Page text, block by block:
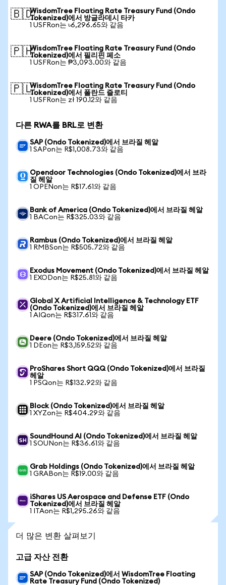
🇧🇩WisdomTree Floating Rate Treasury Fund (Ondo
Tokenized)에서 방글라데시 타카
1 USFRon는 ৳6,296.65와 같음
🇵🇭WisdomTree Floating Rate Treasury Fund (Ondo
Tokenized)에서 필리핀 페소
1 USFRon는 ₱3,093.00와 같음
🇵🇱WisdomTree Floating Rate Treasury Fund (Ondo
Tokenized)에서 폴란드 즐로티
1 USFRon는 zł 190.12와 같음
다른 RWA를 BRL로 변환
SAP (Ondo Tokenized)에서 브라질 헤알
1 SAPon는 R$1,008.73와 같음
Opendoor Technologies (Ondo Tokenized)에서 브라
질 헤알
1 OPENon는 R$17.61와 같음
Bank of America (Ondo Tokenized)에서 브라질 헤알
1 BACon는 R$325.03와 같음
Rambus (Ondo Tokenized)에서 브라질 헤알
1 RMBSon는 R$505.72와 같음
Exodus Movement (Ondo Tokenized)에서 브라질 헤알
1 EXODon는 R$25.81와 같음
Global X Artificial Intelligence & Technology ETF
(Ondo Tokenized)에서 브라질 헤알
1 AIQon는 R$317.61와 같음
Deere (Ondo Tokenized)에서 브라질 헤알
1 DEon는 R$3,159.52와 같음
ProShares Short QQQ (Ondo Tokenized)에서 브라질
헤알
1 PSQon는 R$132.92와 같음
Block (Ondo Tokenized)에서 브라질 헤알
1 XYZon는 R$404.29와 같음
SoundHound AI (Ondo Tokenized)에서 브라질 헤알
1 SOUNon는 R$36.61와 같음
Grab Holdings (Ondo Tokenized)에서 브라질 헤알
1 GRABon는 R$19.00와 같음
iShares US Aerospace and Defense ETF (Ondo
Tokenized)에서 브라질 헤알
1 ITAon는 R$1,295.26와 같음
더 많은 변환 살펴보기
고급 자산 전환
SAP (Ondo Tokenized)에서 WisdomTree Floating
Rate Treasury Fund (Ondo Tokenized)